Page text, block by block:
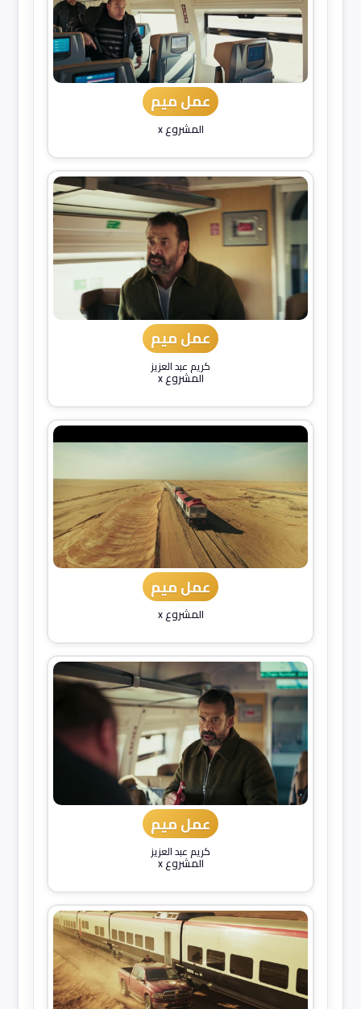
عمل ميم
المشروع x
عمل ميم
كريم عبد العزيز
المشروع x
عمل ميم
المشروع x
عمل ميم
كريم عبد العزيز
المشروع x